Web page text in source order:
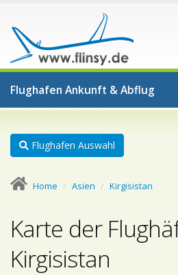
Flughafen Ankunft & Abflug
Flughafen Auswahl
Home Asien Kirgisistan
Karte der
Kirgisistan